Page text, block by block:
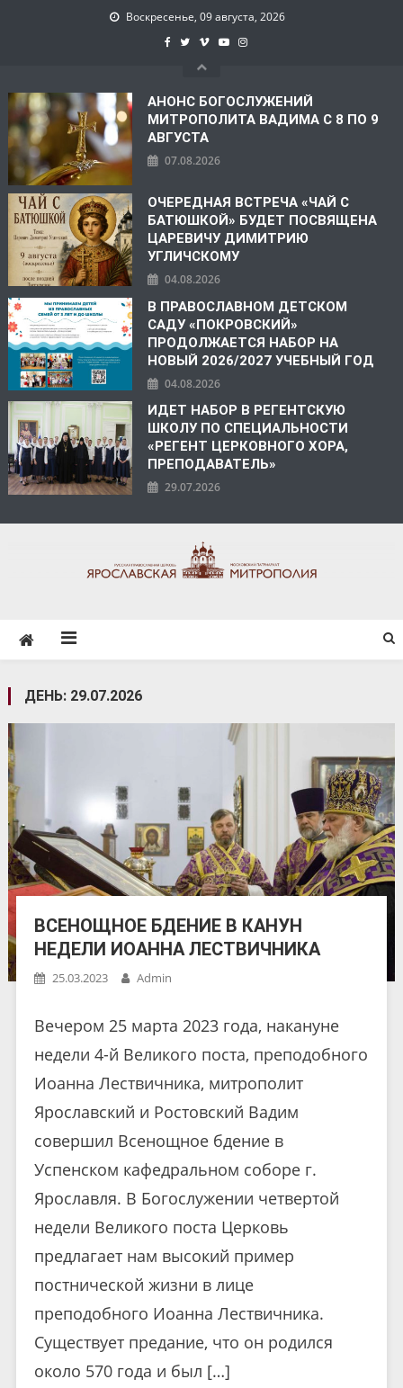
Воскресенье, 09 августа, 2026
АНОНС БОГОСЛУЖЕНИЙ
МИТРОПОЛИТА ВАДИМА С 8 ПО 9
АВГУСТА
07.08.2026
ОЧЕРЕДНАЯ ВСТРЕЧА «ЧАЙ С
БАТЮШКОЙ» БУДЕТ ПОСВЯЩЕНА
ЦАРЕВИЧУ ДИМИТРИЮ
УГЛИЧСКОМУ
04.08.2026
В ПРАВОСЛАВНОМ ДЕТСКОМ
САДУ «ПОКРОВСКИЙ»
ПРОДОЛЖАЕТСЯ НАБОР НА
НОВЫЙ 2026/2027 УЧЕБНЫЙ ГОД
04.08.2026
ИДЕТ НАБОР В РЕГЕНТСКУЮ
ШКОЛУ ПО СПЕЦИАЛЬНОСТИ
«РЕГЕНТ ЦЕРКОВНОГО ХОРА,
ПРЕПОДАВАТЕЛЬ»
29.07.2026
ДЕНЬ: 29.07.2026
ВСЕНОЩНОЕ БДЕНИЕ В КАНУН
НЕДЕЛИ ИОАННА ЛЕСТВИЧНИКА
25.03.2023 Admin
Вечером 25 марта 2023 года, накануне
недели 4-й Великого поста, преподобного
Иоанна Лествичника, митрополит
Ярославский и Ростовский Вадим
совершил Всенощное бдение в
Успенском кафедральном соборе г.
Ярославля. В Богослужении четвертой
недели Великого поста Церковь
предлагает нам высокий пример
постнической жизни в лице
преподобного Иоанна Лествичника.
Существует предание, что он родился
около 570 года и был […]